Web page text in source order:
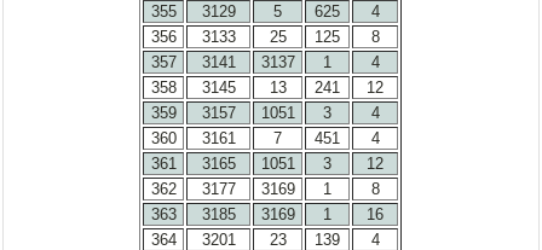
355
3129 5 625
4
356
3133 25 125
8
357
3141 3137 1
4
358
3145 13 241
12
359
3157 1051 3
4
360
3161 7 451
4
361
3165 1051 3
12
362
3177 3169 1
8
363
3185 3169 1
16
364
3201 23 139
4